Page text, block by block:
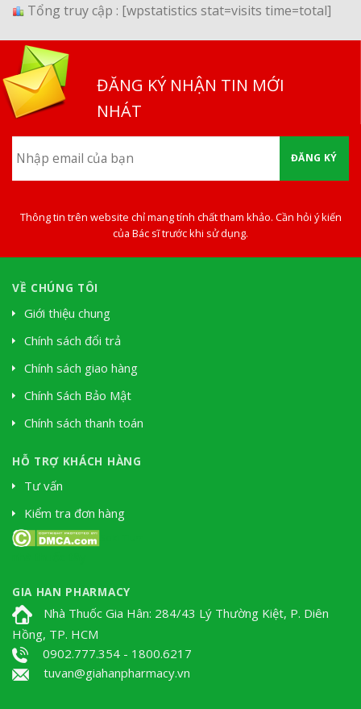
Tổng truy cập : [wpstatistics stat=visits time=total]
ĐĂNG KÝ NHẬN TIN MỚI
NHÁT
ĐĂNG KÝ
Thông tin trên website chỉ mang tính chất tham khảo. Cần hỏi ý kiến
của Bác sĩ trước khi sử dụng.
VỀ CHÚNG TÔI
Giới thiệu chung
Chính sách đổi trả
Chính sách giao hàng
Chính Sách Bảo Mật
Chính sách thanh toán
HỖ TRỢ KHÁCH HÀNG
Tư vấn
Kiểm tra đơn hàng
GIA HAN PHARMACY
Nhà Thuốc Gia Hân: 284/43 Lý Thường Kiệt, P. Diên
Hồng, TP. HCM
0902.777.354 - 1800.6217
tuvan@giahanpharmacy.vn